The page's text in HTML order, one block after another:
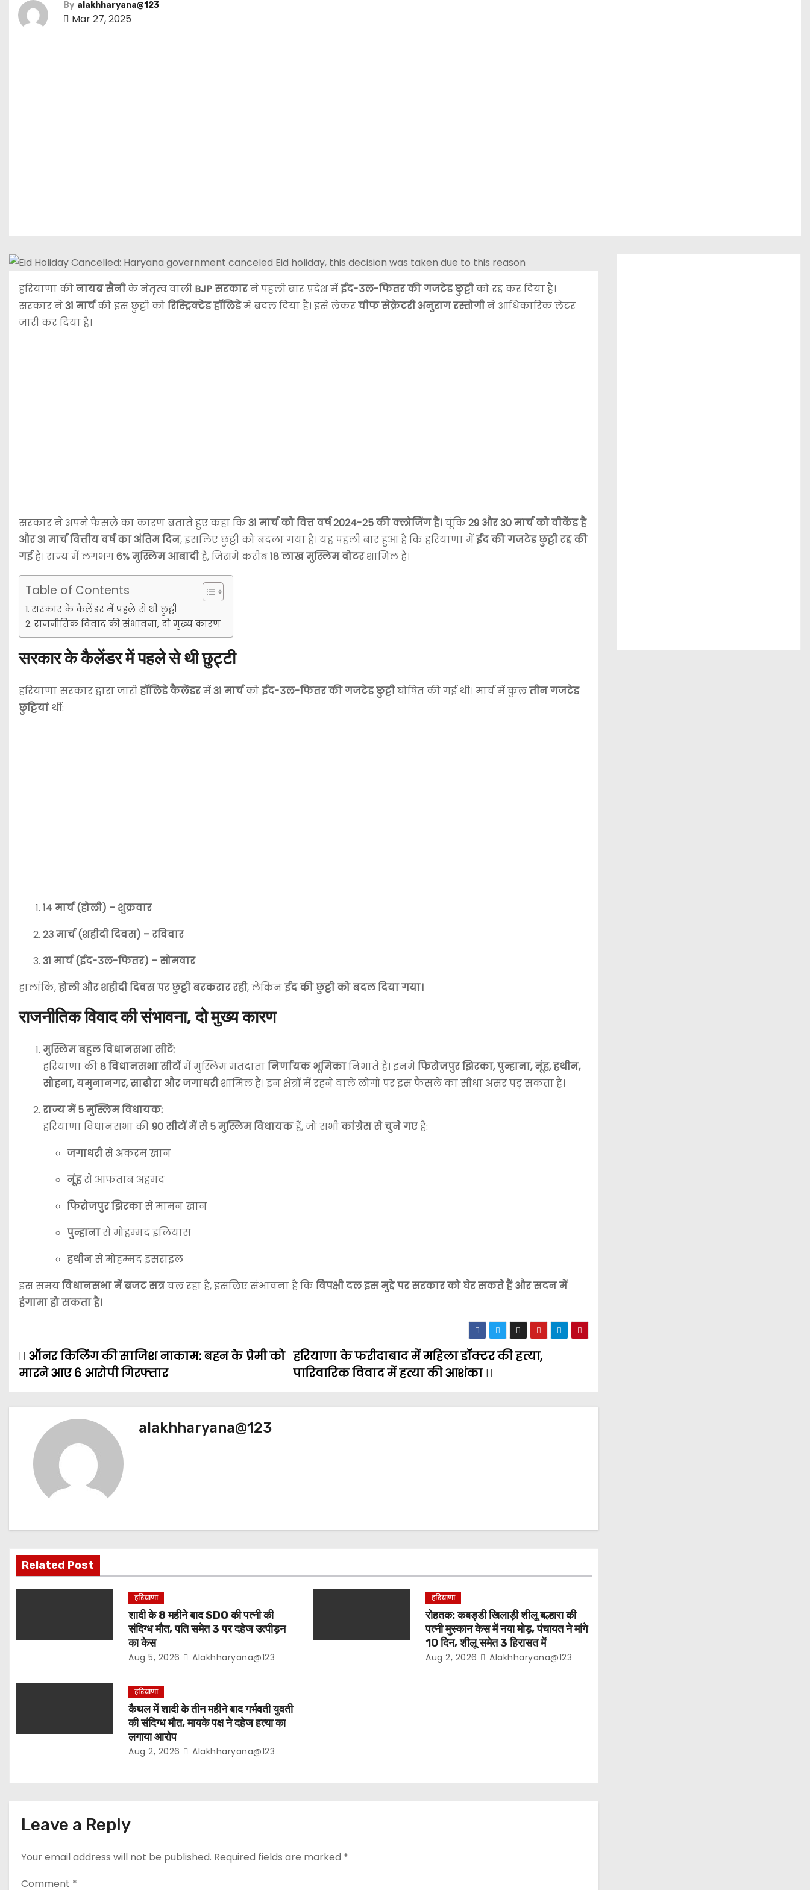
By alakhharyana@123
Mar 27, 2025
हरियाणा कीनायब सैनीके नेतृत्व वाली BJP सरकारने पहली बार प्रदेश मेंईद-उल-फितर की गजटेड छुट्टीको रद्द कर दिया है।
सरकार ने31 मार्चकी इस छुट्टी कोरिस्ट्रिक्टेड हॉलिडेमें बदल दिया है। इसे लेकरचीफ सेक्रेटरी अनुराग रस्तोगीने आधिकारिक लेटर
जारी कर दिया है।
सरकार ने अपने फैसले का कारण बताते हुए कहा कि31 मार्च को वित्त वर्ष 2024-25 की क्लोजिंग है।चूंकि29 और 30 मार्च को वीकेंड है
और 31 मार्च वित्तीय वर्ष का अंतिम दिन, इसलिए छुट्टी को बदला गया है। यह पहली बार हुआ है कि हरियाणा मेंईद की गजटेड छुट्टी रद्द की
गईहै। राज्य में लगभग6% मुस्लिम आबादीहै, जिसमें करीब18 लाख मुस्लिम वोटरशामिल हैं।
Table of Contents
सरकार के कैलेंडर में पहले से थी छुट्टी
राजनीतिक विवाद की संभावना, दो मुख्य कारण
सरकार के कैलेंडर में पहले से थी छुट्टी
हरियाणा सरकार द्वारा जारीहॉलिडे कैलेंडरमें31 मार्चकोईद-उल-फितर की गजटेड छुट्टीघोषित की गई थी। मार्च में कुलतीन गजटेड
छुट्टियांथीं:
14 मार्च (होली) – शुक्रवार
23 मार्च (शहीदी दिवस) – रविवार
31 मार्च (ईद-उल-फितर) – सोमवार
हालांकि,होली और शहीदी दिवस पर छुट्टी बरकरार रही, लेकिनईद की छुट्टी को बदल दिया गया।
राजनीतिक विवाद की संभावना, दो मुख्य कारण
मुस्लिम बहुल विधानसभा सीटें:
हरियाणा की8 विधानसभा सीटोंमें मुस्लिम मतदातानिर्णायक भूमिकानिभाते हैं। इनमेंफिरोजपुर झिरका, पुन्हाना, नूंह, हथीन,
सोहना, यमुनानगर, साढौरा और जगाधरीशामिल हैं। इन क्षेत्रों में रहने वाले लोगों पर इस फैसले का सीधा असर पड़ सकता है।
राज्य में 5 मुस्लिम विधायक:
हरियाणा विधानसभा की90 सीटों में से 5 मुस्लिम विधायकहैं, जो सभीकांग्रेस से चुने गएहैं:
जगाधरीसे अकरम खान
नूंहसे आफताब अहमद
फिरोजपुर झिरकासे मामन खान
पुन्हानासे मोहम्मद इलियास
हथीनसे मोहम्मद इसराइल
इस समयविधानसभा में बजट सत्रचल रहा है, इसलिए संभावना है किविपक्षी दल इस मुद्दे पर सरकार को घेर सकते हैं और सदन में
हंगामा हो सकता है।
P
s
i
g
a
i
n
हरियाणा के फरीदाबाद में महिला डॉक्टर की हत्या,
पारिवारिक विवाद में हत्या की आशंका
ऑनर किलिंग की साजिश नाकाम: बहन के प्रेमी को
मारने आए 6 आरोपी गिरफ्तार
alakhharyana@123
Related Post
हरियाणा
शादी के 8 महीने बाद SDO की पत्नी की
संदिग्ध मौत, पति समेत 3 पर दहेज उत्पीड़न
का केस
Aug 5, 2026 Alakhharyana@123
हरियाणा
रोहतक: कबड्डी खिलाड़ी शीलू बल्हारा की
पत्नी मुस्कान केस में नया मोड़, पंचायत ने मांगे
10 दिन, शीलू समेत 3 हिरासत में
Aug 2, 2026 Alakhharyana@123
हरियाणा
कैथल में शादी के तीन महीने बाद गर्भवती युवती
की संदिग्ध मौत, मायके पक्ष ने दहेज हत्या का
लगाया आरोप
Aug 2, 2026 Alakhharyana@123
Leave a Reply
Your email address will not be published. Required fields are marked *
Comment *